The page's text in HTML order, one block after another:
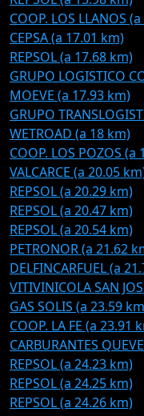
COOP. LOS LLANOS
CEPSA (a 17.01 km)
REPSOL (a 17.68 km)
GRUPO LOGISTICO
MOEVE (a 17.93 km)
GRUPO
WETROAD (a 18 km)
COOP. LOS POZOS (a
VALCARCE (a 20.05
REPSOL (a 20.29 km)
REPSOL (a 20.47 km)
REPSOL (a 20.54 km)
PETRONOR (a 21.62
DELFINCARFUEL (a
VITIVINICOLA SAN
GAS SOLIS (a 23.59
COOP. LA FE (a 23.91
CARBURANTES
REPSOL (a 24.23 km)
REPSOL (a 24.25 km)
REPSOL (a 24.26 km)